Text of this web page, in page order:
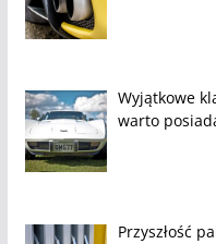
Wyjątkowe
warto
Przyszłość